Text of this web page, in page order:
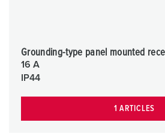
Grounding-type panel mounted
16 A
IP44
1 ARTICLES